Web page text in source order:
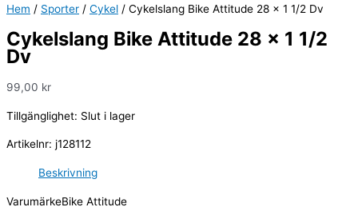
Hem / Sporter / Cykel / Cykelslang Bike Attitude 28 x 1 1/2 Dv
Cykelslang Bike Attitude 28 x 1 1/2
Dv
99,00 kr
Tillgänglighet: Slut i lager
Artikelnr: j128112
Beskrivning
VarumärkeBike Attitude